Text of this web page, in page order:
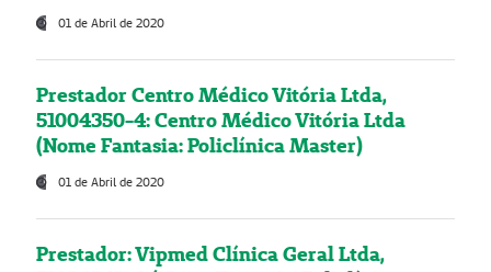
01 de Abril de 2020
Prestador Centro Médico Vitória Ltda,
51004350-4: Centro Médico Vitória Ltda
(Nome Fantasia: Policlínica Master)
01 de Abril de 2020
Prestador: Vipmed Clínica Geral Ltda,